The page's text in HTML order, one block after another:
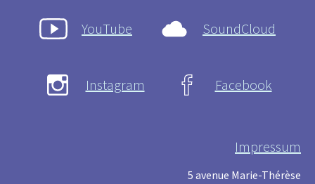
YouTube SoundCloud
Instagram Facebook
Impressum
5 avenue Marie-Thérèse